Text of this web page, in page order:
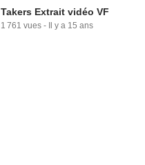
Takers Extrait vidéo VF
1 761 vues - Il y a 15 ans